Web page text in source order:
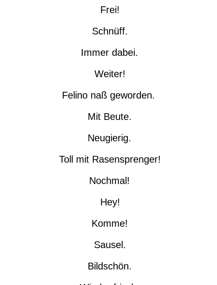
Frei!
Schnüff.
Immer dabei.
Weiter!
Felino naß geworden.
Mit Beute.
Neugierig.
Toll mit Rasensprenger!
Nochmal!
Hey!
Komme!
Sausel.
Bildschön.